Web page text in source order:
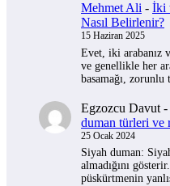
Mehmet Ali - İki
Nasıl Belirlenir?
15 Haziran 2025
Evet, iki arabanız
ve genellikle her
basamağı, zorunlu
Egzozcu Davut -
duman türleri ve
25 Ocak 2024
Siyah duman:
almadığını
püskürtmenin